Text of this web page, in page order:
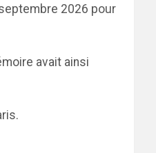
2026 pour
avait ainsi